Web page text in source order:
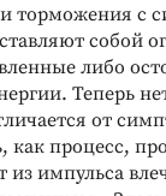
торможения с
собой
либо
Теперь
от
как процесс,
импульса